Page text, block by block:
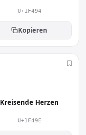
U+1F494
Kopieren
Kreisende Herzen
U+1F49E